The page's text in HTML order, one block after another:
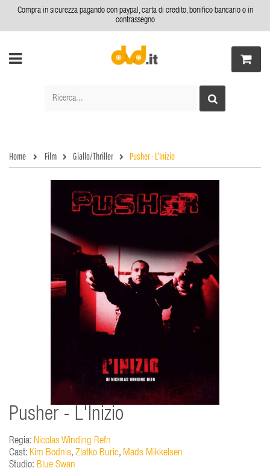
Compra in sicurezza pagando con paypal, carta di credito, bonifico bancario o in
contrassegno
Home Film Giallo/Thriller Pusher - L'Inizio
Pusher - L'Inizio
Regia: Nicolas Winding Refn
Cast: Kim Bodnia, Zlatko Buric, Mads Mikkelsen
Studio: Blue Swan